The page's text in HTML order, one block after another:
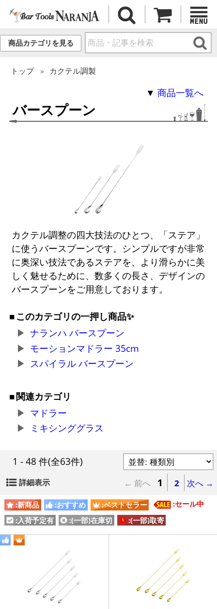
商品カテゴリを見る
トップ カクテル調製
バースプーン
▼商品一覧へ
カクテル調整の四大技法のひとつ、「ステア」
に使うバースプーンです。シンプルですが非常
に奥深い技法であるステアを、より滑らかに美
しく魅せるために、数多くの長さ、デザインの
バースプーンをご用意しております。
このカテゴリの一押し商品✨
ナランハ バースプーン
モーションマドラー 35cm
スパイラル バースプーン
関連カテゴリ
マドラー
ミキシンググラス
1 - 48 件(全63件)
詳細表示 ← 前へ 1 2 次へ →
:新商品 :おすすめ :ベストセラー
:セール中
:入荷予定有
:(一部)在庫切 :(一部)取寄